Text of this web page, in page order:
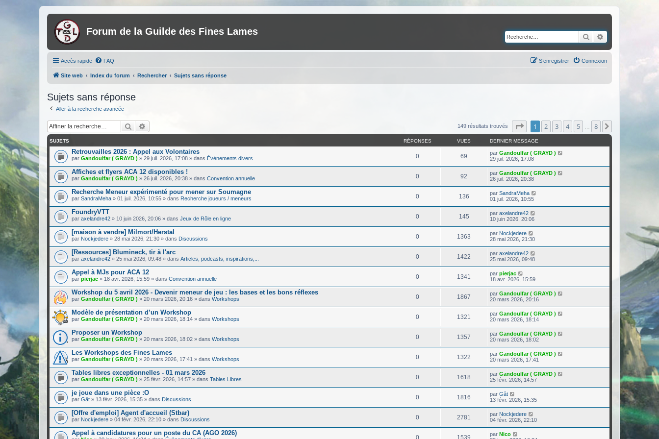
Forum de la Guilde des Fines Lames Rechercher
Accès rapide FAQ Connexion
S’enregistrer
Site web Index du forum Rechercher Sujets sans réponse
Sujets sans réponse
Aller à la recherche avancée
Rechercher 149 résultats trouvés Page sur 8
1 2 3 4 5 8
SUJETS RÉPONSES VUES DERNIER MESSAGE
Retrouvailles 2026 : Appel aux Volontaires
par Gandoulfar ( GRAYD ) » 29 juil. 2026, 17:08 » dans Évènements divers 0 69 par Gandoulfar ( GRAYD )
29 juil. 2026, 17:08
Affiches et flyers ACA 12 disponibles !
par Gandoulfar ( GRAYD ) » 26 juil. 2026, 20:38 » dans Convention annuelle 0 92 par Gandoulfar ( GRAYD )
26 juil. 2026, 20:38
Recherche Meneur expérimenté pour mener sur Soumagne
par SandraMeha » 01 juil. 2026, 10:55 » dans Recherche joueurs / meneurs 0 136 par SandraMeha
01 juil. 2026, 10:55
FoundryVTT
par axelandre42 » 10 juin 2026, 20:06 » dans Jeux de Rôle en ligne 0 145 par axelandre42
10 juin 2026, 20:06
[maison à vendre] Milmort/Herstal
par Nockjedere » 28 mai 2026, 21:30 » dans Discussions 0 1363 par Nockjedere
28 mai 2026, 21:30
[Ressources] Blumineck, tir à l'arc
par axelandre42 » 25 mai 2026, 09:48 » dans Articles, podcasts, inspirations,... 0 1422 par axelandre42
25 mai 2026, 09:48
Appel à MJs pour ACA 12
par pierjac » 18 avr. 2026, 15:59 » dans Convention annuelle 0 1341 par pierjac
18 avr. 2026, 15:59
Workshop du 5 avril 2026 - Devenir meneur de jeu : les bases et les bons réflexes
par Gandoulfar ( GRAYD ) » 20 mars 2026, 20:16 » dans Workshops 0 1867 par Gandoulfar ( GRAYD )
20 mars 2026, 20:16
Modèle de présentation d’un Workshop
par Gandoulfar ( GRAYD ) » 20 mars 2026, 18:14 » dans Workshops 0 1321 par Gandoulfar ( GRAYD )
20 mars 2026, 18:14
Proposer un Workshop
par Gandoulfar ( GRAYD ) » 20 mars 2026, 18:02 » dans Workshops 0 1357 par Gandoulfar ( GRAYD )
20 mars 2026, 18:02
Les Workshops des Fines Lames
par Gandoulfar ( GRAYD ) » 20 mars 2026, 17:41 » dans Workshops 0 1322 par Gandoulfar ( GRAYD )
20 mars 2026, 17:41
Tables libres exceptionnelles - 01 mars 2026
par Gandoulfar ( GRAYD ) » 25 févr. 2026, 14:57 » dans Tables Libres 0 1618 par Gandoulfar ( GRAYD )
25 févr. 2026, 14:57
je joue dans une pièce :O
par Gât » 13 févr. 2026, 15:35 » dans Discussions 0 1816 par Gât
13 févr. 2026, 15:35
[Offre d'emploi] Agent d'accueil (Stbar)
par Nockjedere » 04 févr. 2026, 22:10 » dans Discussions 0 2781 par Nockjedere
04 févr. 2026, 22:10
Appel à candidatures pour un poste du CA (AGO 2026)
0 1539 par Nico